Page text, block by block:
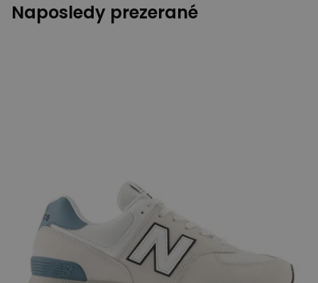
Naposledy prezerané